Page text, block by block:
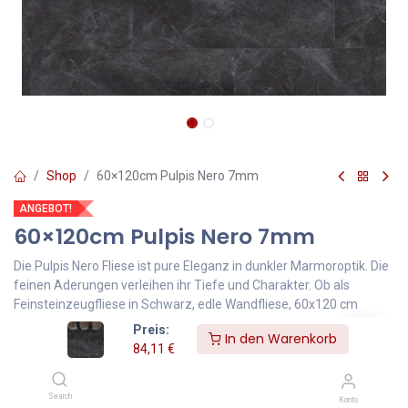
Preis:
84,11 €
In den Warenkorb
Search Konto
Shop 60×120cm Pulpis Nero 7mm
ANGEBOT!
60×120cm Pulpis Nero 7mm
Die Pulpis Nero Fliese ist pure Eleganz in dunkler Marmoroptik. Die
feinen Aderungen verleihen ihr Tiefe und Charakter. Ob als
Feinsteinzeugfliese in Schwarz, edle Wandfliese, 60x120 cm
Bodenfliese oder Designfliese für Bad und Wohnräume – Pulpis
Nero setzt stilvolle Akzente.
84,11€